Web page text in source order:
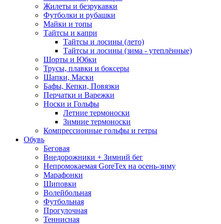
Жилеты и безрукавки
Футболки и рубашки
Майки и топы
Тайтсы и капри
Тайтсы и лосины (лето)
Тайтсы и лосины (зима - утеплённые)
Шорты и Юбки
Трусы, плавки и боксеры
Шапки, Маски
Бафы, Кепки, Повязки
Перчатки и Варежки
Носки и Гольфы
Летние термоноски
Зимние термоноски
Компрессионные гольфы и гетры
Обувь
Беговая
Внедорожники + Зимний бег
Непромокаемая GoreTex на осень-зиму
Марафонки
Шиповки
Волейбольная
Футбольная
Прогулочная
Теннисная